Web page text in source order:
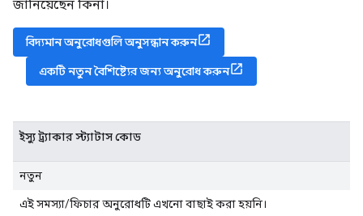
জানিয়েছেন কিনা।
বিদ্যমান অনুরোধগুলি অনুসন্ধান করুন
একটি নতুন বৈশিষ্ট্যের জন্য অনুরোধ করুন
ইস্যু ট্র্যাকার স্ট্যাটাস কোড
নতুন
এই সমস্যা/ফিচার অনুরোধটি এখনো বাছাই করা হয়নি।